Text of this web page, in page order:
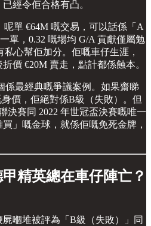
經令佢合格有凸。
呢單 €64M 嘅交易，可以話係「A
單，0.32 嘅場均 G/A 貢獻僅屬勉
心幫佢加分。佢嘅車仔生涯，
價 €20M 賣走，點計都係蝕本。
係最經典嘅爭議案例。如果齋睇
價，佢絕對係B級（失敗）。但
決賽同 2022 年世冠盃決賽嘅唯一
」嘅金球，就係佢嘅免死金牌，
精英總在車仔陣亡？
嗰堆被評為「B級（失敗）」同